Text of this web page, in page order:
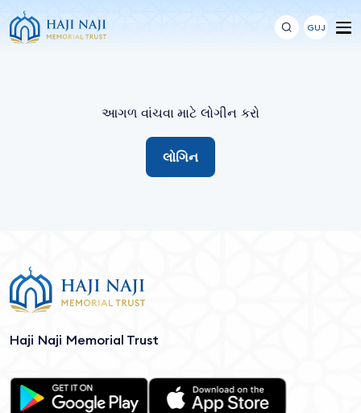
GUJ
આગળ વાંચવા માટે લોગીન કરો
લોગિન
Haji Naji Memorial Trust